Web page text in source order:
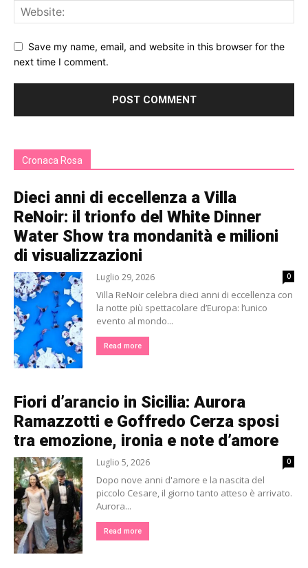
Save my name, email, and website in this browser for the
next time I comment.
Cronaca Rosa
Dieci anni di eccellenza a Villa
ReNoir: il trionfo del White Dinner
Water Show tra mondanità e milioni
di visualizzazioni
Luglio 29, 2026 0
Villa ReNoir celebra dieci anni di eccellenza con
la notte più spettacolare d’Europa: l’unico
evento al mondo...
Read more
Fiori d’arancio in Sicilia: Aurora
Ramazzotti e Goffredo Cerza sposi
tra emozione, ironia e note d’amore
Luglio 5, 2026 0
Dopo nove anni d'amore e la nascita del
piccolo Cesare, il giorno tanto atteso è arrivato.
Aurora...
Read more